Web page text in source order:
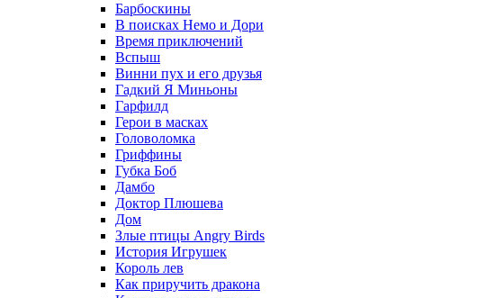
Барбоскины
В поисках Немо и Дори
Время приключений
Вспыш
Винни пух и его друзья
Гадкий Я Миньоны
Гарфилд
Герои в масках
Головоломка
Гриффины
Губка Боб
Дамбо
Доктор Плюшева
Дом
Злые птицы Angry Birds
История Игрушек
Король лев
Как приручить дракона